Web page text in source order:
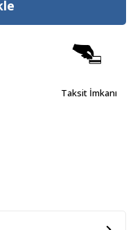
Taksit İmkanı